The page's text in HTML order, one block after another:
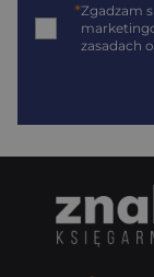
*Zgadzam
zasadach